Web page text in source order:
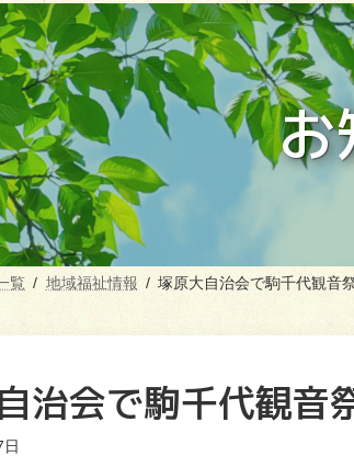
お
覧 地域福祉情報 塚原大自治会で駒千代観音
治会で駒千代観音